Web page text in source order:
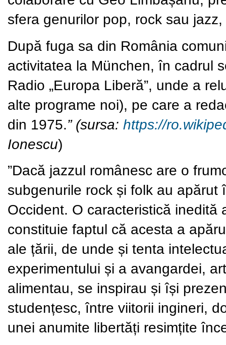
sfera genurilor pop, rock sau
După fuga sa din România
activitatea la München, în cadrul
Radio „Europa Liberă”, unde a
alte programe noi), pe care a
din 1975.” (sursa: https://
Ionescu)
”Dacă jazzul românesc are o
subgenurile rock și folk au apărut
Occident. O caracteristică
constituie faptul că acesta a
ale țării, de unde și tenta
experimentului și a avangardei,
alimentau, se inspirau și își
studențesc, între viitorii ingineri,
unei anumite libertăți resimțite